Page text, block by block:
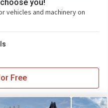
you!
vehicles and machinery on
Free